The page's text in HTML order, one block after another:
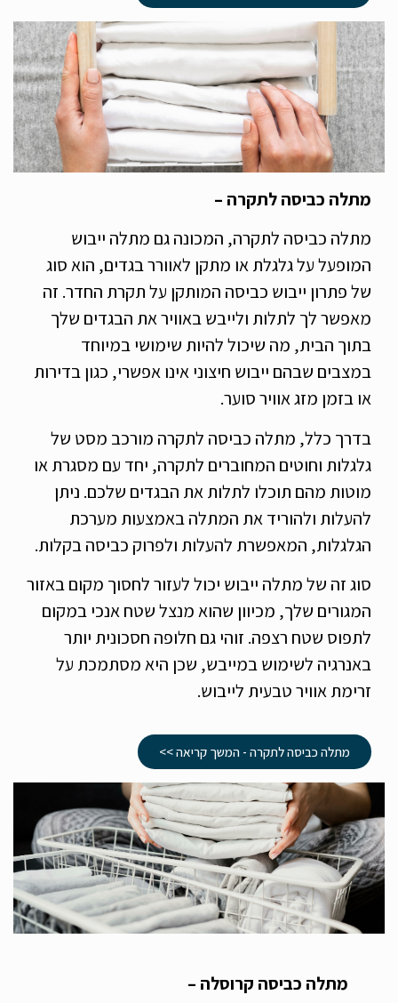
מתלה כביסה לתקרה –
מתלה כביסה לתקרה, המכונה גם מתלה ייבוש
המופעל על גלגלת או מתקן לאוורר בגדים, הוא סוג
של פתרון ייבוש כביסה המותקן על תקרת החדר. זה
מאפשר לך לתלות ולייבש באוויר את הבגדים שלך
בתוך הבית, מה שיכול להיות שימושי במיוחד
במצבים שבהם ייבוש חיצוני אינו אפשרי, כגון בדירות
או בזמן מזג אוויר סוער.
בדרך כלל, מתלה כביסה לתקרה מורכב מסט של
גלגלות וחוטים המחוברים לתקרה, יחד עם מסגרת או
מוטות מהם תוכלו לתלות את הבגדים שלכם. ניתן
להעלות ולהוריד את המתלה באמצעות מערכת
הגלגלות, המאפשרת להעלות ולפרוק כביסה בקלות.
סוג זה של מתלה ייבוש יכול לעזור לחסוך מקום באזור
המגורים שלך, מכיוון שהוא מנצל שטח אנכי במקום
לתפוס שטח רצפה. זוהי גם חלופה חסכונית יותר
באנרגיה לשימוש במייבש, שכן היא מסתמכת על
זרימת אוויר טבעית לייבוש.
מתלה כביסה לתקרה - המשך קריאה >>
מתלה כביסה קרוסלה –